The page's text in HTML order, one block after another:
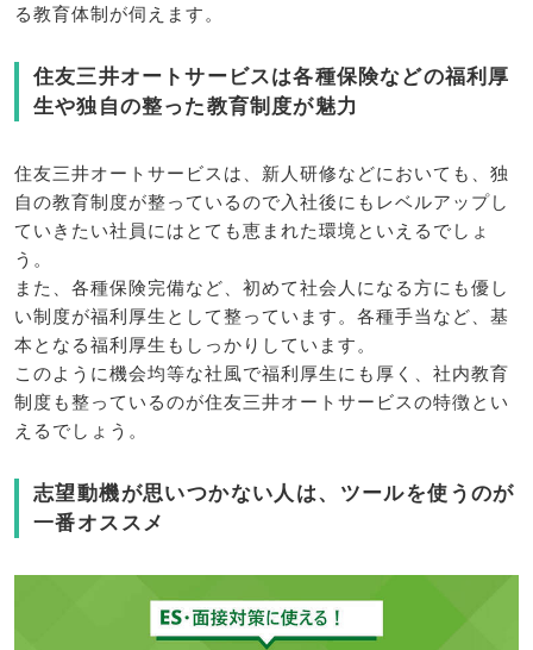
る教育体制が伺えます。
住友三井オートサービスは各種保険などの福利厚
生や独自の整った教育制度が魅力
住友三井オートサービスは、新人研修などにおいても、独
自の教育制度が整っているので入社後にもレベルアップし
ていきたい社員にはとても恵まれた環境といえるでしょ
う。
また、各種保険完備など、初めて社会人になる方にも優し
い制度が福利厚生として整っています。各種手当など、基
本となる福利厚生もしっかりしています。
このように機会均等な社風で福利厚生にも厚く、社内教育
制度も整っているのが住友三井オートサービスの特徴とい
えるでしょう。
志望動機が思いつかない人は、ツールを使うのが
一番オススメ